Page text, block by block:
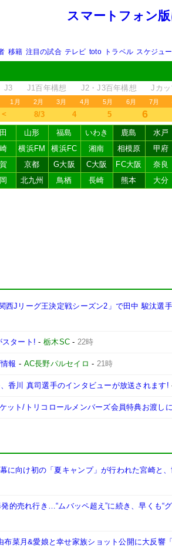
スマートフォン
移籍 注目の試合 テレビ toto トラベル スケジュ
J3 J1百年構想 J2・J3百年構想 Jカ
1月 2月 3月 4月 5月 6月 7月
＜ 8/3 4 5 6
山形 福島 いわき 鹿島 水戸
横浜FM 横浜FC 湘南 相模原 甲府
京都 G大阪 C大阪 FC大阪 奈良
北九州 鳥栖 長崎 熊本 大分
西Jリーグ王決定戦シーズン2」で田中 駿汰選
スタート! -栃木SC - 22時
報 - AC長野パルセイロ - 21時
香川 真司選手のインタビューが放送されます!
ット/トリコロールメンバーズ会員特典お渡し
に向け初の「夏キャンプ」が行われた宮崎と
的売れ行き…“ムバッペ超え”に続き、早くも“
菜月&愛娘と幸せ家族ショット公開に大反響